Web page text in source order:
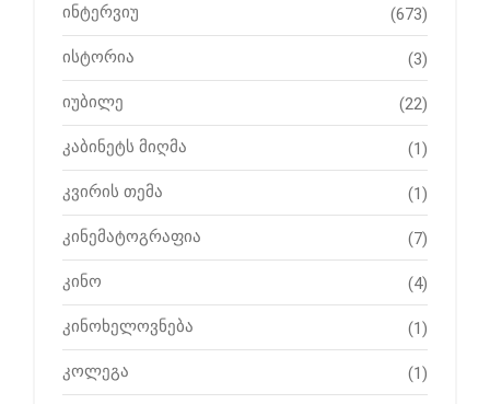
ინტერვიუ (673)
ისტორია (3)
იუბილე (22)
კაბინეტს მიღმა (1)
კვირის თემა (1)
კინემატოგრაფია (7)
კინო (4)
კინოხელოვნება (1)
კოლეგა (1)